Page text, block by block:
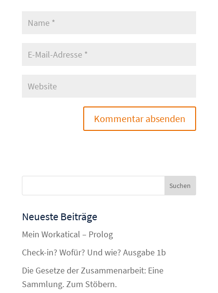
Neueste Beiträge
Mein Workatical – Prolog
Check-in? Wofür? Und wie? Ausgabe 1b
Die Gesetze der Zusammenarbeit: Eine
Sammlung. Zum Stöbern.